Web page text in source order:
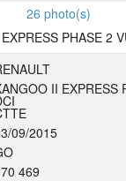
26 photo(s)
PHASE 2
II EXPRESS
09/2015
469